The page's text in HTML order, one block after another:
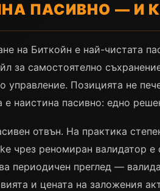
ПАСИВНО — И
на Биткойн е най-чистата
за самостоятелно
управление. Позицията не
е наистина пасивно: едно
отвън. На практика
чрез реномиран валидатор
периодичен преглед —
и цената на заложения